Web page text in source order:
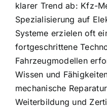
klarer Trend ab: Kfz-
Spezialisierung auf
Systeme erzielen oft
fortgeschrittene
Fahrzeugmodellen
Wissen und
mechanische
Weiterbildung und